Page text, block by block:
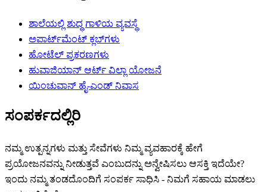
ಶಾಲೆಯಲ್ಲಿ ಶುದ್ಧ ಗಾಳಿಯ ವ್ಯವಸ್ಥೆ
ಅಪಾರ್ಟ್‌ಮೆಂಟ್ ಕ್ಲಬ್‌ಗಳು
ಹೋಟೆಲ್ ಪ್ರಕರಣಗಳು
ಹುವಾಜಿಯಾನ್ ಆರ್ಟ್ ವಿಲ್ಲಾ ಯೋಜನೆ
ಯಿಂಚುವಾನ್ ಹೈ-ಎಂಡ್ ನಿವಾಸ
ಸಂಪರ್ಕದಲ್ಲಿರಿ
ನಮ್ಮ ಉತ್ಪನ್ನಗಳು ಮತ್ತು ಸೇವೆಗಳು ನಿಮ್ಮ ವ್ಯವಹಾರಕ್ಕೆ ಹೇಗೆ
ಪ್ರಯೋಜನವನ್ನು ನೀಡುತ್ತವೆ ಎಂಬುದನ್ನು ಅನ್ವೇಷಿಸಲು ಆಸಕ್ತಿ ಇದೆಯೇ?
ಇಂದು ನಮ್ಮ ತಂಡದೊಂದಿಗೆ ಸಂಪರ್ಕ ಸಾಧಿಸಿ - ನಿಮಗೆ ಸಹಾಯ ಮಾಡಲು